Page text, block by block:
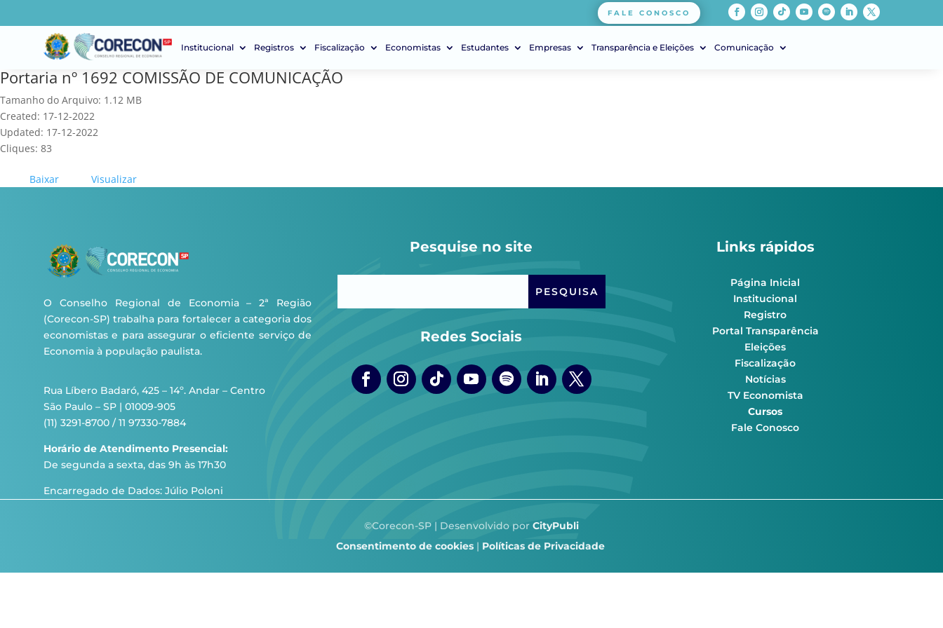
FALE CONOSCO
Institucional Registros Fiscalização Economistas Estudantes Empresas Transparência e Eleições Comunicação
Portaria nº 1692 COMISSÃO DE COMUNICAÇÃO
Tamanho do Arquivo: 1.12 MB
Created: 17-12-2022
Updated: 17-12-2022
Cliques: 83
Baixar Visualizar
O Conselho Regional de Economia – 2ª Região
(Corecon-SP) trabalha para fortalecer a categoria dos
economistas e para assegurar o eficiente serviço de
Economia à população paulista.
Rua Líbero Badaró, 425 – 14º. Andar – Centro
São Paulo – SP | 01009-905
(11) 3291-8700 / 11 97330-7884
Horário de Atendimento Presencial:
De segunda a sexta, das 9h às 17h30
Encarregado de Dados: Júlio Poloni
Pesquise no site
Redes Sociais
Links rápidos
Página Inicial
Institucional
Registro
Portal Transparência
Eleições
Fiscalização
Notícias
TV Economista
Cursos
Fale Conosco
©Corecon-SP | Desenvolvido por CityPubli
Consentimento de cookies| Políticas de Privacidade